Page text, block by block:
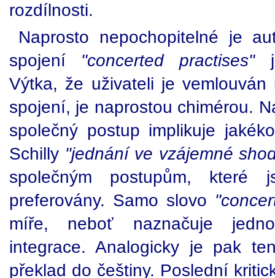
rozdílnosti.
Naprosto nepochopitelné je
spojení "concerted practises"
Výtka, že uživateli je vemlouván
spojení, je naprostou chimérou.
společný postup implikuje
Schilly "jednání ve vzájemné
společným postupům, které
preferovány. Samo slovo
míře, neboť naznačuje
integrace. Analogicky je pak
překlad do češtiny. Poslední